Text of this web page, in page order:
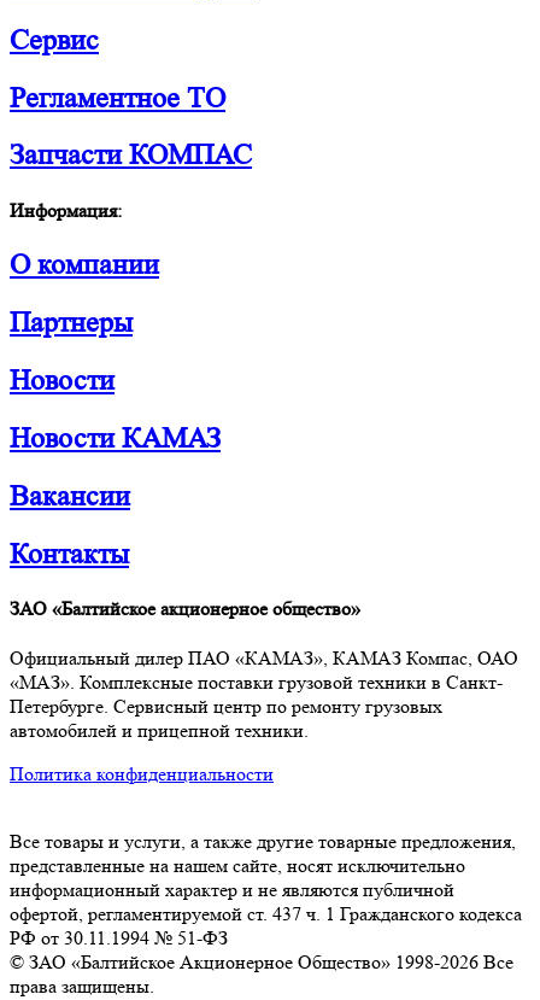
Сервис
Регламентное ТО
Запчасти КОМПАС
Информация:
О компании
Партнеры
Новости
Новости КАМАЗ
Вакансии
Контакты
ЗАО «Балтийское акционерное общество»
Официальный дилер ПАО «КАМАЗ», КАМАЗ Компас, ОАО
«МАЗ». Комплексные поставки грузовой техники в Санкт-
Петербурге. Сервисный центр по ремонту грузовых
автомобилей и прицепной техники.
Политика конфиденциальности
Все товары и услуги, а также другие товарные предложения,
представленные на нашем сайте, носят исключительно
информационный характер и не являются публичной
офертой, регламентируемой ст. 437 ч. 1 Гражданского кодекса
РФ от 30.11.1994 № 51-ФЗ
© ЗАО «Балтийское Акционерное Общество» 1998-2026 Все
права защищены.